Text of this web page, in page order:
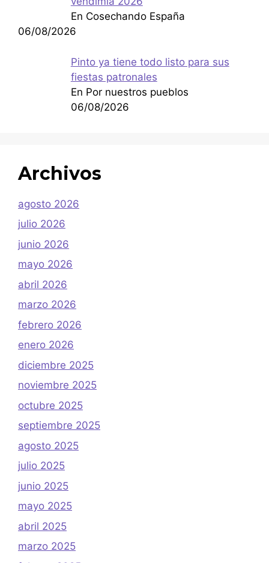
En Cosechando España
06/08/2026
Pinto ya tiene todo listo para sus
fiestas patronales
En Por nuestros pueblos
06/08/2026
Archivos
agosto 2026
julio 2026
junio 2026
mayo 2026
abril 2026
marzo 2026
febrero 2026
enero 2026
diciembre 2025
noviembre 2025
octubre 2025
septiembre 2025
agosto 2025
julio 2025
junio 2025
mayo 2025
abril 2025
marzo 2025